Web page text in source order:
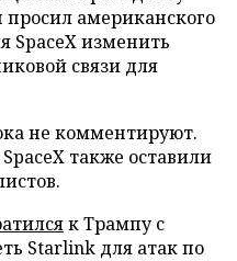
американского
SpaceX изменить
связи для
не комментируют.
также оставили
к Трампу с
Starlink для атак по